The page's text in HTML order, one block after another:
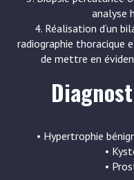
analyse
4. Réalisation d’un
radiographie thoracique
de mettre en
• Hypertrophie
•
•